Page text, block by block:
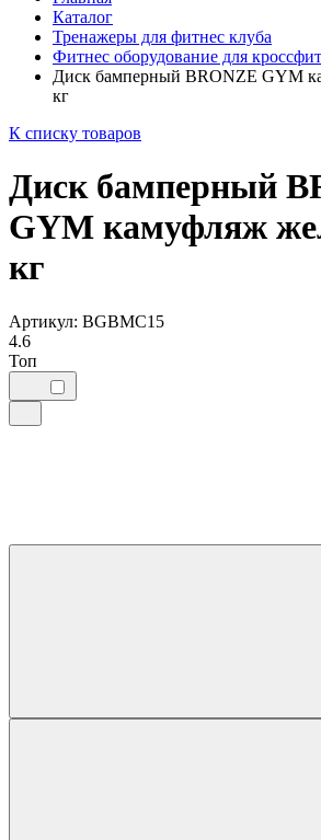
Каталог
Тренажеры для фитнес клуба
Фитнес оборудование для
Диск бамперный BRONZE GYM
кг
К списку товаров
Диск бамперный
GYM камуфляж
кг
Артикул: BGBMC15
4.6
Топ